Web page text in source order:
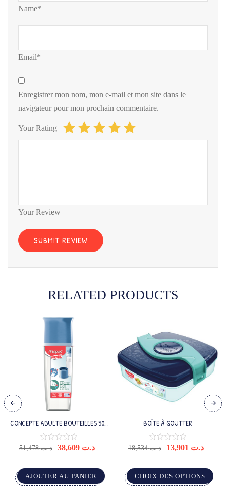
Name*
Email*
Enregistrer mon nom, mon e-mail et mon site dans le
navigateur pour mon prochain commentaire.
Your Rating
Your Review
RELATED PRODUCTS
CONCEPTE ADULTE BOUTEILLES 500
ML BLEU
د.ت51,478 د.ت 38,609
AJOUTER AU PANIER
BOÎTE À GOUTTER
د.ت18,534 د.ت
CHOIX DES OPTIONS